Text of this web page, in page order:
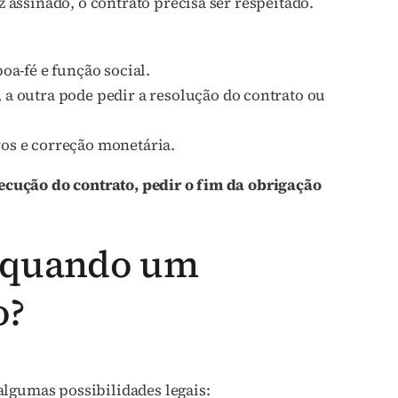
fé e função social.
outra pode pedir a resolução do contrato ou
e correção monetária.
do contrato, pedir o fim da obrigação
um
possibilidades legais: